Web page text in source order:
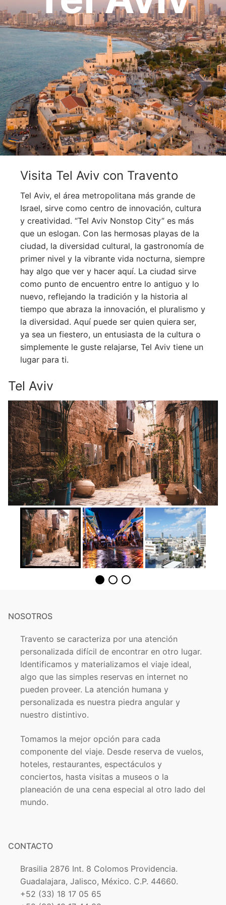
ORIENTE MEDIO
SUDAMÉRICA
Visita Tel Aviv con Travento
Tel Aviv, el área metropolitana más grande de
Israel, sirve como centro de innovación, cultura
y creatividad. “Tel Aviv Nonstop City” es más
que un eslogan. Con las hermosas playas de la
ciudad, la diversidad cultural, la gastronomía de
primer nivel y la vibrante vida nocturna, siempre
hay algo que ver y hacer aquí. La ciudad sirve
como punto de encuentro entre lo antiguo y lo
nuevo, reflejando la tradición y la historia al
tiempo que abraza la innovación, el pluralismo y
la diversidad. Aquí puede ser quien quiera ser,
ya sea un fiestero, un entusiasta de la cultura o
simplemente le guste relajarse, Tel Aviv tiene un
lugar para ti.
Tel Aviv
NOSOTROS
Travento se caracteriza por una atención
personalizada difícil de encontrar en otro lugar.
Identificamos y materializamos el viaje ideal,
algo que las simples reservas en internet no
pueden proveer. La atención humana y
personalizada es nuestra piedra angular y
nuestro distintivo.
Tomamos la mejor opción para cada
componente del viaje. Desde reserva de vuelos,
hoteles, restaurantes, espectáculos y
conciertos, hasta visitas a museos o la
planeación de una cena especial al otro lado del
mundo.
CONTACTO
Brasilia 2876 Int. 8 Colomos Providencia.
Guadalajara, Jalisco, México. C.P. 44660.
+52 (33) 18 17 05 65